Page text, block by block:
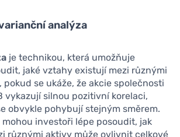
analýza
je technikou, která umožňuje
jaké vztahy existují mezi různými
pokud se ukáže, že akcie společnosti
vykazují silnou pozitivní korelaci,
obvykle pohybují stejným směrem.
investoři lépe posoudit, jak
různými aktivy může ovlivnit celkové